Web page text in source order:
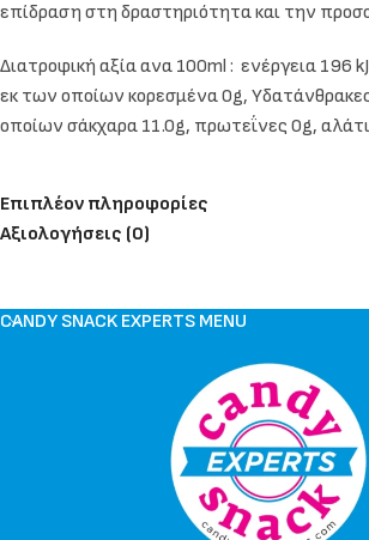
επίδραση στη δραστηριότητα και την
Διατροφική αξία ανα 100ml : ενέργεια 196
εκ των οποίων κορεσμένα 0g,
οποίων σάκχαρα 11.0g, πρωτεΐνες 0g,
Επιπλέον πληροφορίες
Αξιολογήσεις (0)
CANDY SNACK EXPERTS MENU